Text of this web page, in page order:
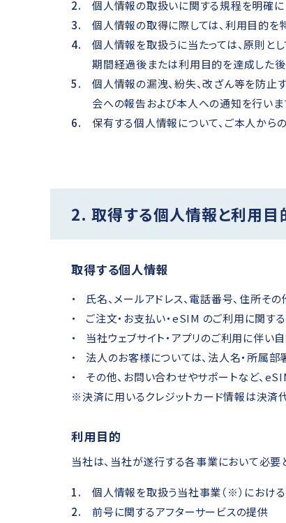
個人情報の取扱いに関する規程を明確に
個人情報の取得に際しては、利用目的を
個人情報を取扱うに当たっては、原則と
期間経過後または利用目的を達成した後
個人情報の漏洩、紛失、改ざん等を防止
会への報告および本人への通知を行いま
保有する個人情報について、ご本人から
2. 取得する個人情報と利用目
取得する個人情報
氏名、メールアドレス、電話番号、住所そ
ご注文・お支払い・eSIM のご利用に関す
当社ウェブサイト・アプリのご利用に伴い
法人のお客様については、法人名・所属部
その他、お問い合わせやサポートなど、
※決済に用いるクレジットカード情報は決済
利用目的
当社は、当社が遂行する各事業において必要
個人情報を取扱う当社事業（※）におけ
前号に関するアフターサービスの提供